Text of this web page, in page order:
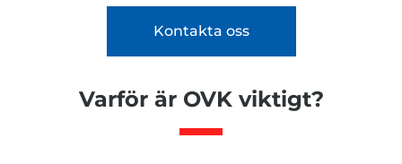
Kontakta oss
Varför är OVK viktigt?